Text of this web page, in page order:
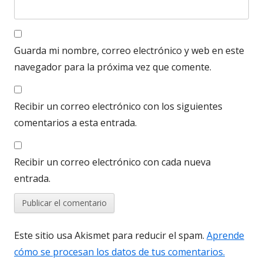
Guarda mi nombre, correo electrónico y web en este
navegador para la próxima vez que comente.
Recibir un correo electrónico con los siguientes
comentarios a esta entrada.
Recibir un correo electrónico con cada nueva
entrada.
Este sitio usa Akismet para reducir el spam. Aprende
cómo se procesan los datos de tus comentarios.